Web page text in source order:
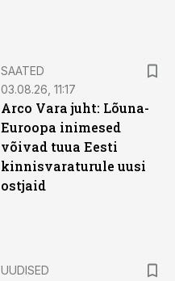
SAATED
03.08.26, 11:17
Arco Vara juht: Lõuna-
Euroopa inimesed
võivad tuua Eesti
kinnisvaraturule uusi
ostjaid
UUDISED